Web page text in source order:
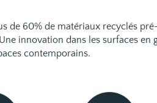
de 60% de matériaux recyclés
innovation dans les surfaces en
contemporains.